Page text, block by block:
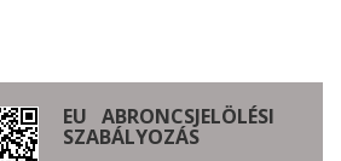
EU ABRONCSJELÖLÉSI
SZABÁLYOZÁS